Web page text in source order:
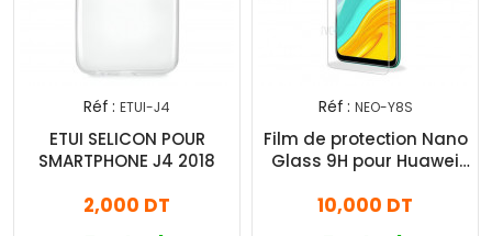
Réf : ETUI-J4
ETUI SELICON POUR
SMARTPHONE J4 2018
2,000 DT
Réf : NEO-Y8S
Film de protection Nano
Glass 9H pour Huawei
10,000 DT